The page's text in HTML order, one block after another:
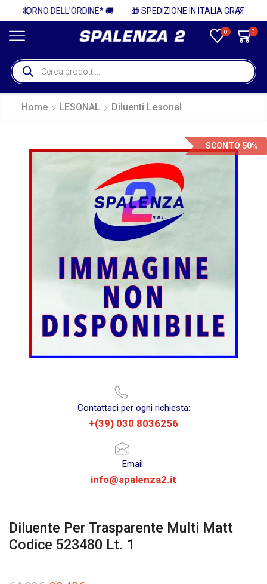
0 0
Home LESONAL Diluenti Lesonal
SCONTO 50%
Contattaci per ogni richiesta:
+(39) 030 8036256
Email:
info@spalenza2.it
Diluente Per Trasparente Multi Matt
Codice 523480 Lt. 1